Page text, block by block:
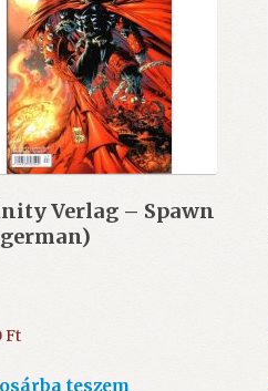
Verlag – Spawn
Ft
teszem